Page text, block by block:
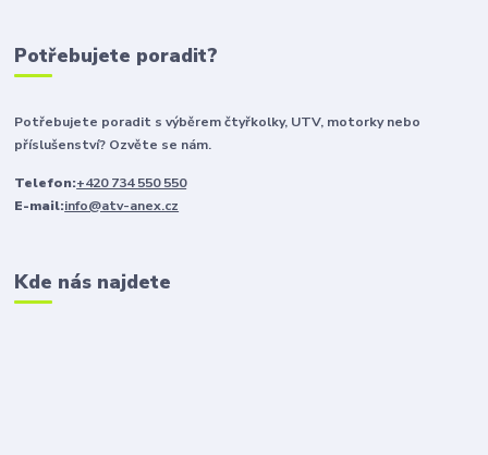
Potřebujete poradit?
Potřebujete poradit s výběrem čtyřkolky, UTV, motorky nebo
příslušenství? Ozvěte se nám.
Telefon:+420 734 550 550
E-mail:info@atv-anex.cz
Kde nás najdete